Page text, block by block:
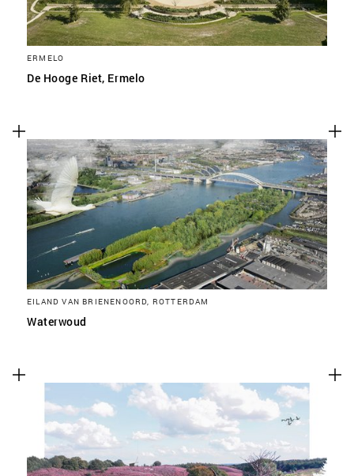
ERMELO
De Hooge Riet, Ermelo
EILAND VAN BRIENENOORD, ROTTERDAM
Waterwoud